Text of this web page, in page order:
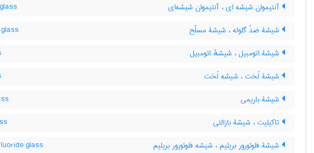
آنتیموان شیشه ای ، آنتیموان شیشه‌ای
شیشۀ ضدّ گلوله ، شیشۀ مسلّح
شیشۀ اتومبیل ، شیشهٔ اتومبیل
شیشۀ لُخت ، شیشه لُخت
شیشۀ باریمی
تاکیلیت ، شیشۀ بازالتی
شیشۀ فلوئورور بریلیم ، شیشه فلوئورور بریلیم glass